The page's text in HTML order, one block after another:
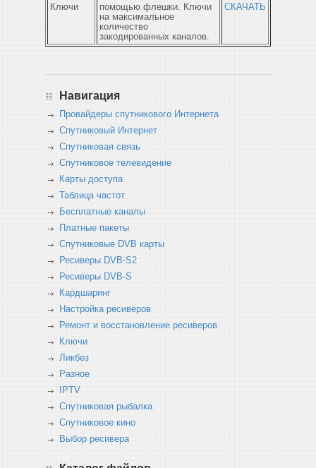
Ключи
помощью флешки. Ключи
на максимальное
количество
закодированных каналов.
СКАЧАТЬ
Навигация
Провайдеры спутникового Интернета
Спутниковый Интернет
Спутниковая связь
Спутниковое телевидение
Карты доступа
Таблица частот
Бесплатные каналы
Платные пакеты
Спутниковые DVB карты
Ресиверы DVB-S2
Ресиверы DVB-S
Кардшаринг
Настройка ресиверов
Ремонт и восстановление ресиверов
Ключи
Ликбез
Разное
IPTV
Спутниковая рыбалка
Спутниковое кино
Выбор ресивера